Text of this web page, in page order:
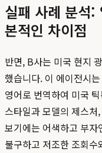
실패 사례 분석:
본적인 차이점
반면, B사는 미국 현지
했습니다. 이 에이전시
영어로 번역하여 미국
스타일과 모델의 제스처
보기에는 어색하고 부
불구하고 저조한 조회